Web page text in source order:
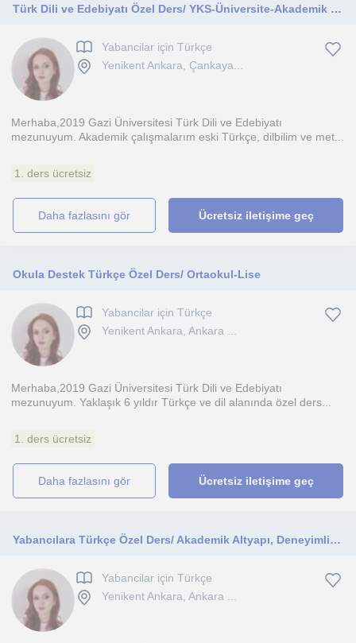
Türk Dili ve Edebiyatı Özel Ders/ YKS-Üniversite-Akademik Destek
Yabancilar için Türkçe
Yenikent Ankara, Çankaya...
Merhaba,2019 Gazi Üniversitesi Türk Dili ve Edebiyatı
mezunuyum. Akademik çalışmalarım eski Türkçe, dilbilim ve met...
1. ders ücretsiz
daha fazlasını gör Ücretsiz iletişime geç
Okula Destek Türkçe Özel Ders/ Ortaokul-Lise
Yabancilar için Türkçe
Yenikent Ankara, Ankara ...
Merhaba,2019 Gazi Üniversitesi Türk Dili ve Edebiyatı
mezunuyum. Yaklaşık 6 yıldır Türkçe ve dil alanında özel ders...
1. ders ücretsiz
daha fazlasını gör Ücretsiz iletişime geç
Yabancılara Türkçe Özel Ders/ Akademik Altyapı, Deneyimli Eğitmen
Yabancilar için Türkçe
Yenikent Ankara, Ankara ...